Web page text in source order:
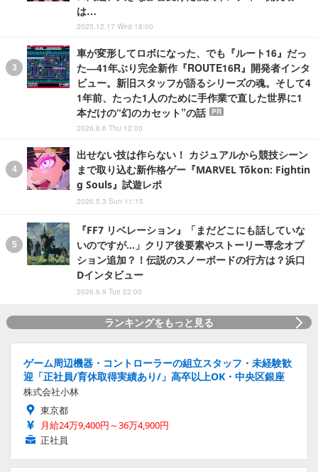
は…
2025.12.17 Wed 18:00
車が変形してロボになった、でも『ルート16』だっ
た―41年ぶり完全新作『ROUTE16R』開発者インタ
ビュー。新旧スタッフが語るシリーズの魂。そして4
1年前、たった1人のために手作業で直した世界に1
本だけの“幻のカセット”の話
PR
2026.8.6 Thu 12:00
出せない技は作らない！ カジュアルから競技シーン
まで取り込む新作格ゲー『MARVEL Tōkon: Fightin
g Souls』試遊レポ
2026.5.3 Sun 11:15
『FF7 リベレーション』「まだどこにも話していな
いのですが…」クリア後要素やストーリー専念オプ
ション追加？！伝説のスノーボードの行方は？浜口
Dインタビュー
2026.6.9 Tue 22:00
ランキングをもっと見る
ゲーム周辺機器・コントローラーの組立スタッフ・未経験歓
迎「正社員/育休取得実績あり/」高卒以上OK・中央区銀座
株式会社小林
東京都
月給24万9,400円～36万4,900円
正社員